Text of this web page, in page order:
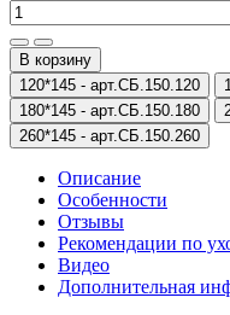
В корзину
120*145 - арт.СБ.150.120
180*145 - арт.СБ.150.180
260*145 - арт.СБ.150.260
Описание
Особенности
Отзывы
Рекомендации по
Видео
Дополнительная